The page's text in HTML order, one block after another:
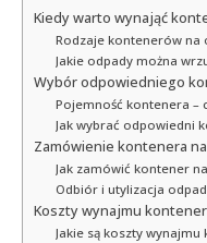
Kiedy warto wynająć
Rodzaje kontenerów na
Jakie odpady można
Wybór odpowiedniego
Pojemność kontenera –
Jak wybrać odpowiedni
Zamówienie kontenera
Jak zamówić kontener
Odbiór i utylizacja
Koszty wynajmu
Jakie są koszty